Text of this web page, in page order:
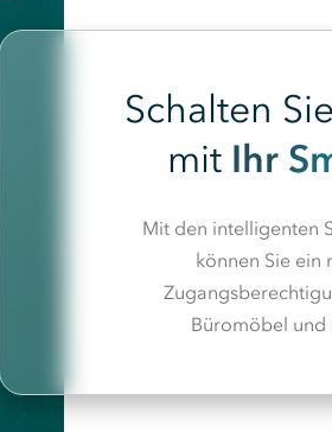
Schalten
mit Ihr
Mit den intelligenten
können Sie ein
Büromöbel und